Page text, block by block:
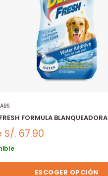
FORMULA BLANQUEADORA
S/. 67.90
ESCOGER OPCIÓN